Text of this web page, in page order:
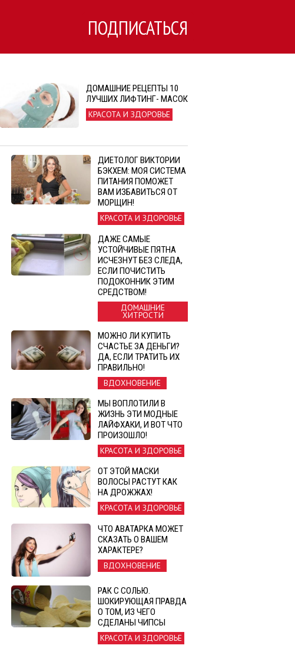
ПОДПИСАТЬСЯ
ДОМАШНИЕ РЕЦЕПТЫ 10
ЛУЧШИХ ЛИФТИНГ- МАСОК
КРАСОТА И ЗДОРОВЬЕ
ДИЕТОЛОГ ВИКТОРИИ
БЭКХЕМ: МОЯ СИСТЕМА
ПИТАНИЯ ПОМОЖЕТ
ВАМ ИЗБАВИТЬСЯ ОТ
МОРЩИН!
КРАСОТА И ЗДОРОВЬЕ
ДАЖЕ САМЫЕ
УСТОЙЧИВЫЕ ПЯТНА
ИСЧЕЗНУТ БЕЗ СЛЕДА,
ЕСЛИ ПОЧИСТИТЬ
ПОДОКОННИК ЭТИМ
СРЕДСТВОМ!
ДОМАШНИЕ
ХИТРОСТИ
МОЖНО ЛИ КУПИТЬ
СЧАСТЬЕ ЗА ДЕНЬГИ?
ДА, ЕСЛИ ТРАТИТЬ ИХ
ПРАВИЛЬНО!
ВДОХНОВЕНИЕ
МЫ ВОПЛОТИЛИ В
ЖИЗНЬ ЭТИ МОДНЫЕ
ЛАЙФХАКИ, И ВОТ ЧТО
ПРОИЗОШЛО!
КРАСОТА И ЗДОРОВЬЕ
ОТ ЭТОЙ МАСКИ
ВОЛОСЫ РАСТУТ КАК
НА ДРОЖЖАХ!
КРАСОТА И ЗДОРОВЬЕ
ЧТО АВАТАРКА МОЖЕТ
СКАЗАТЬ О ВАШЕМ
ХАРАКТЕРЕ?
ВДОХНОВЕНИЕ
РАК С СОЛЬЮ.
ШОКИРУЮЩАЯ ПРАВДА
О ТОМ, ИЗ ЧЕГО
СДЕЛАНЫ ЧИПСЫ
КРАСОТА И ЗДОРОВЬЕ